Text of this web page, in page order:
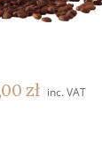
DO KOSZYKA
zł inc. VAT